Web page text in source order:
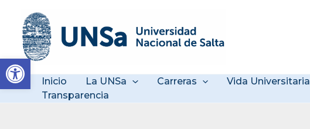
Abrir barra de herramientas
contenido
Inicio La UNSa Carreras Vida Universitaria
Transparencia